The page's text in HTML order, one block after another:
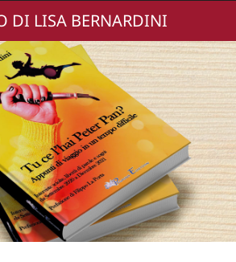
158
DI LISA BERNARDINI